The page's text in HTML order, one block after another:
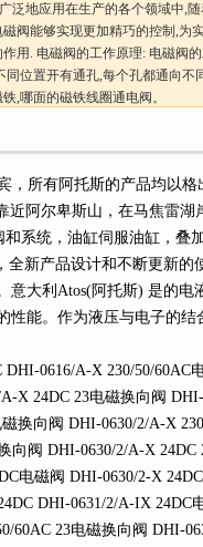
泛地应用在生产的各个领域中,
阀能够实现更加精巧的控制,为
用. 电磁阀的工作原理: 电磁阀
同位置开有通孔,每个孔都通向不
面的磁铁线圈通电阀。
所有阿托斯的产品均以格出售
尔卑斯山，在马焦雷湖
，油缸伺服油缸，叠
，全新产品设计和不断更新
意大利Atos(阿托斯) 是的电
。作为液压与电子的结合
0616/A-X 230/50/60AC
X 24DC 23电磁换向阀
换向阀 DHI-0630/2/A-X
向阀 DHI-0630/2/A-X
电磁阀 DHI-0630/2-X
DHI-0631/2/A-IX 24DC
60AC 23电磁换向阀 DHI-